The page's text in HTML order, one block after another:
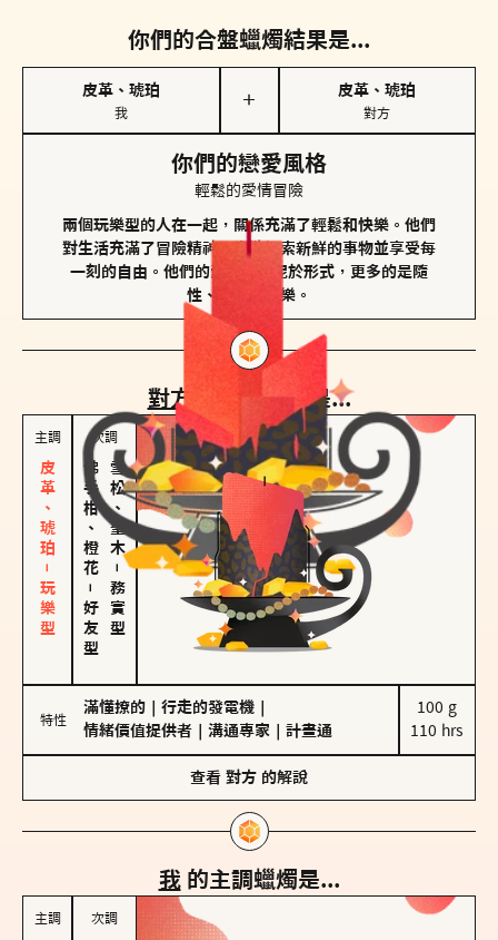
你們的合盤蠟燭結果是...
皮革、琥珀
我
＋
皮革、琥珀
對方
你們的戀愛風格
輕鬆的愛情冒險
兩個玩樂型的人在一起，關係充滿了輕鬆和快樂。他們
對生活充滿了冒險精神，喜歡探索新鮮的事物並享受每
一刻的自由。他們的愛情不拘泥於形式，更多的是隨
性、幽默和享樂。
對方 的主調蠟燭是...
主調
皮革、琥珀－玩樂型
次調
佛手柑、橙花
－
好友型
雪松、聖木
－
務實型
特性
滿懂撩的 行走的發電機
情緒價值提供者
溝通專家 計畫通
100 g
110 hrs
查看 對方 的解說
我 的主調蠟燭是...
主調 次調